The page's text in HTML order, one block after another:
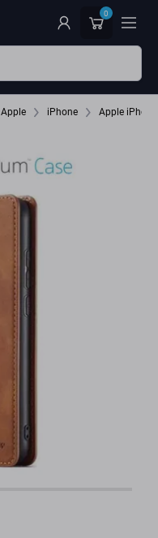
0
Apple iPhone Apple